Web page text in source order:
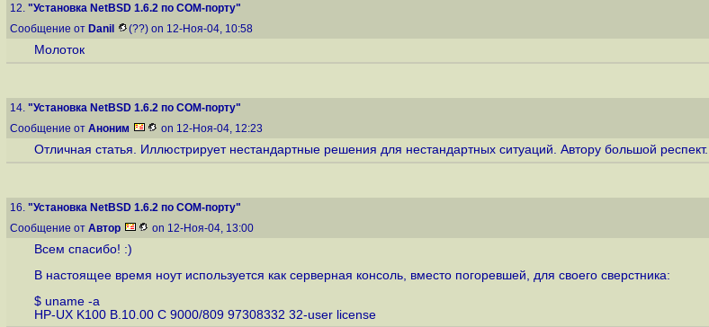
12. "Установка NetBSD 1.6.2 по COM-порту"
Сообщение от Danil (??) on 12-Ноя-04, 10:58
Молоток
14. "Установка NetBSD 1.6.2 по COM-порту"
Сообщение от Аноним on 12-Ноя-04, 12:23
Отличная статья. Иллюстрирует нестандартные решения для нестандартных ситуаций. Автору большой респект.
16. "Установка NetBSD 1.6.2 по COM-порту"
Сообщение от Автор on 12-Ноя-04, 13:00
Всем спасибо! :)
В настоящее время ноут используется как серверная консоль, вместо погоревшей, для своего сверстника:
$ uname -a
HP-UX K100 B.10.00 C 9000/809 97308332 32-user license